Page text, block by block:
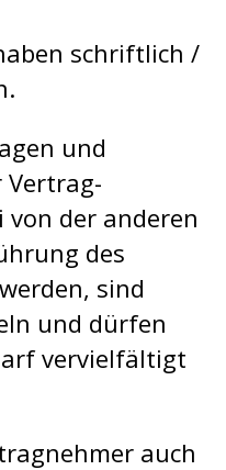
schriftlich /
und
der anderen
des
sind
und dürfen
vervielfältigt
auch